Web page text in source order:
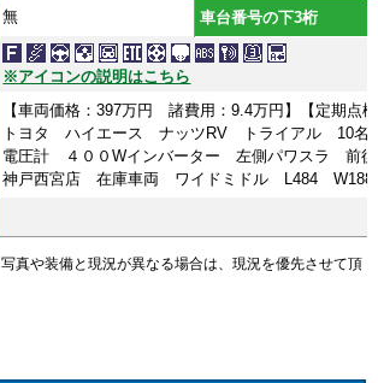
無 車台番号の下3桁
※アイコンの説明はこちら
【車両価格：397万円 諸費用：9.4万円】【定期点
トヨタ ハイエース ナッツRV トライアル 10
電圧計 ４００Wインバーター 左側パワスラ 前
神戸西宮店 在庫車両 ワイドミドル L484 W188
写真や装備と現況が異なる場合は、現況を優先させて頂